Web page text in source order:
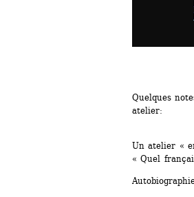
Quelques
atelier:
Un atelier «
« Quel